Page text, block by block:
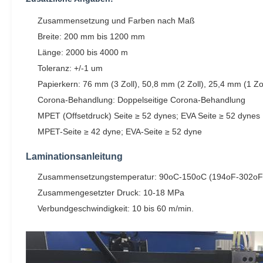
Zusammensetzung und Farben nach Maß
Breite: 200 mm bis 1200 mm
Länge: 2000 bis 4000 m
Toleranz: +/-1 um
Papierkern: 76 mm (3 Zoll), 50,8 mm (2 Zoll), 25,4 mm (1
Corona-Behandlung: Doppelseitige Corona-Behandlung
MPET (Offsetdruck) Seite ≥ 52 dynes; EVA Seite ≥ 52 dynes
MPET-Seite ≥ 42 dyne; EVA-Seite ≥ 52 dyne
Laminationsanleitung
Zusammensetzungstemperatur: 90oC-150oC (194oF-
Zusammengesetzter Druck: 10-18 MPa
Verbundgeschwindigkeit: 10 bis 60 m/min.